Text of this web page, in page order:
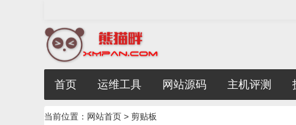
首页 运维工具 网站源码 主机评测
当前位置： 网站首页 > 剪贴板